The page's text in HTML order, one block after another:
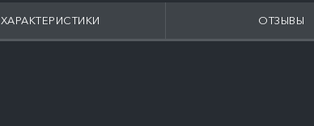
ХАРАКТЕРИСТИКИ ОТЗЫВЫ